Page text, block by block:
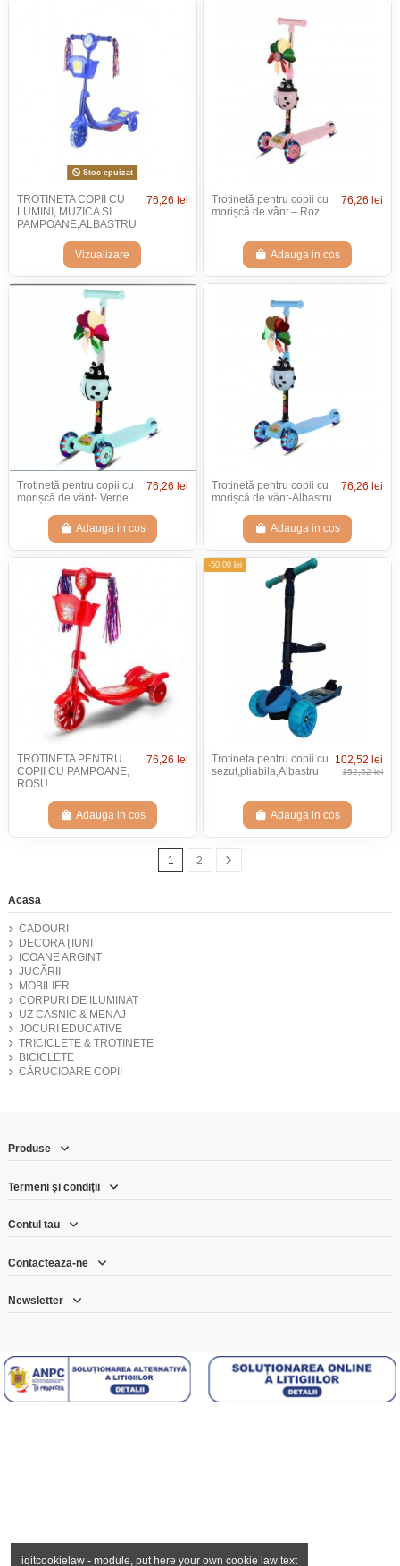
Stoc epuizat
TROTINETA COPII CU
LUMINI, MUZICA SI
PAMPOANE,ALBASTRU
76,26 lei
Vizualizare
Trotinetă pentru copii cu
morișcă de vânt – Roz
76,26 lei
Adauga in cos
Trotinetă pentru copii cu
morișcă de vânt- Verde
76,26 lei
Adauga in cos
Trotinetă pentru copii cu
morișcă de vânt-Albastru
76,26 lei
Adauga in cos
TROTINETA PENTRU
COPII CU PAMPOANE,
ROSU
76,26 lei
Adauga in cos
-50,00 lei
Trotineta pentru copii cu
sezut,pliabila,Albastru
102,52 lei
152,52 lei
Adauga in cos
1 2
Acasa
CADOURI
DECORAŢIUNI
ICOANE ARGINT
JUCĂRII
MOBILIER
CORPURI DE ILUMINAT
UZ CASNIC & MENAJ
JOCURI EDUCATIVE
TRICICLETE & TROTINETE
BICICLETE
CĂRUCIOARE COPII
Produse
Termeni și condiții
Contul tau
Contacteaza-ne
Newsletter
iqitcookielaw - module, put here your own cookie law text